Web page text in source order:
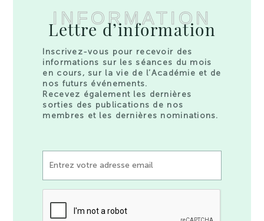
INFORMATION
Lettre d’information
Inscrivez-vous pour recevoir des
informations sur les séances du mois
en cours, sur la vie de l’Académie et de
nos futurs événements.
Recevez également les dernières
sorties des publications de nos
membres et les dernières nominations.